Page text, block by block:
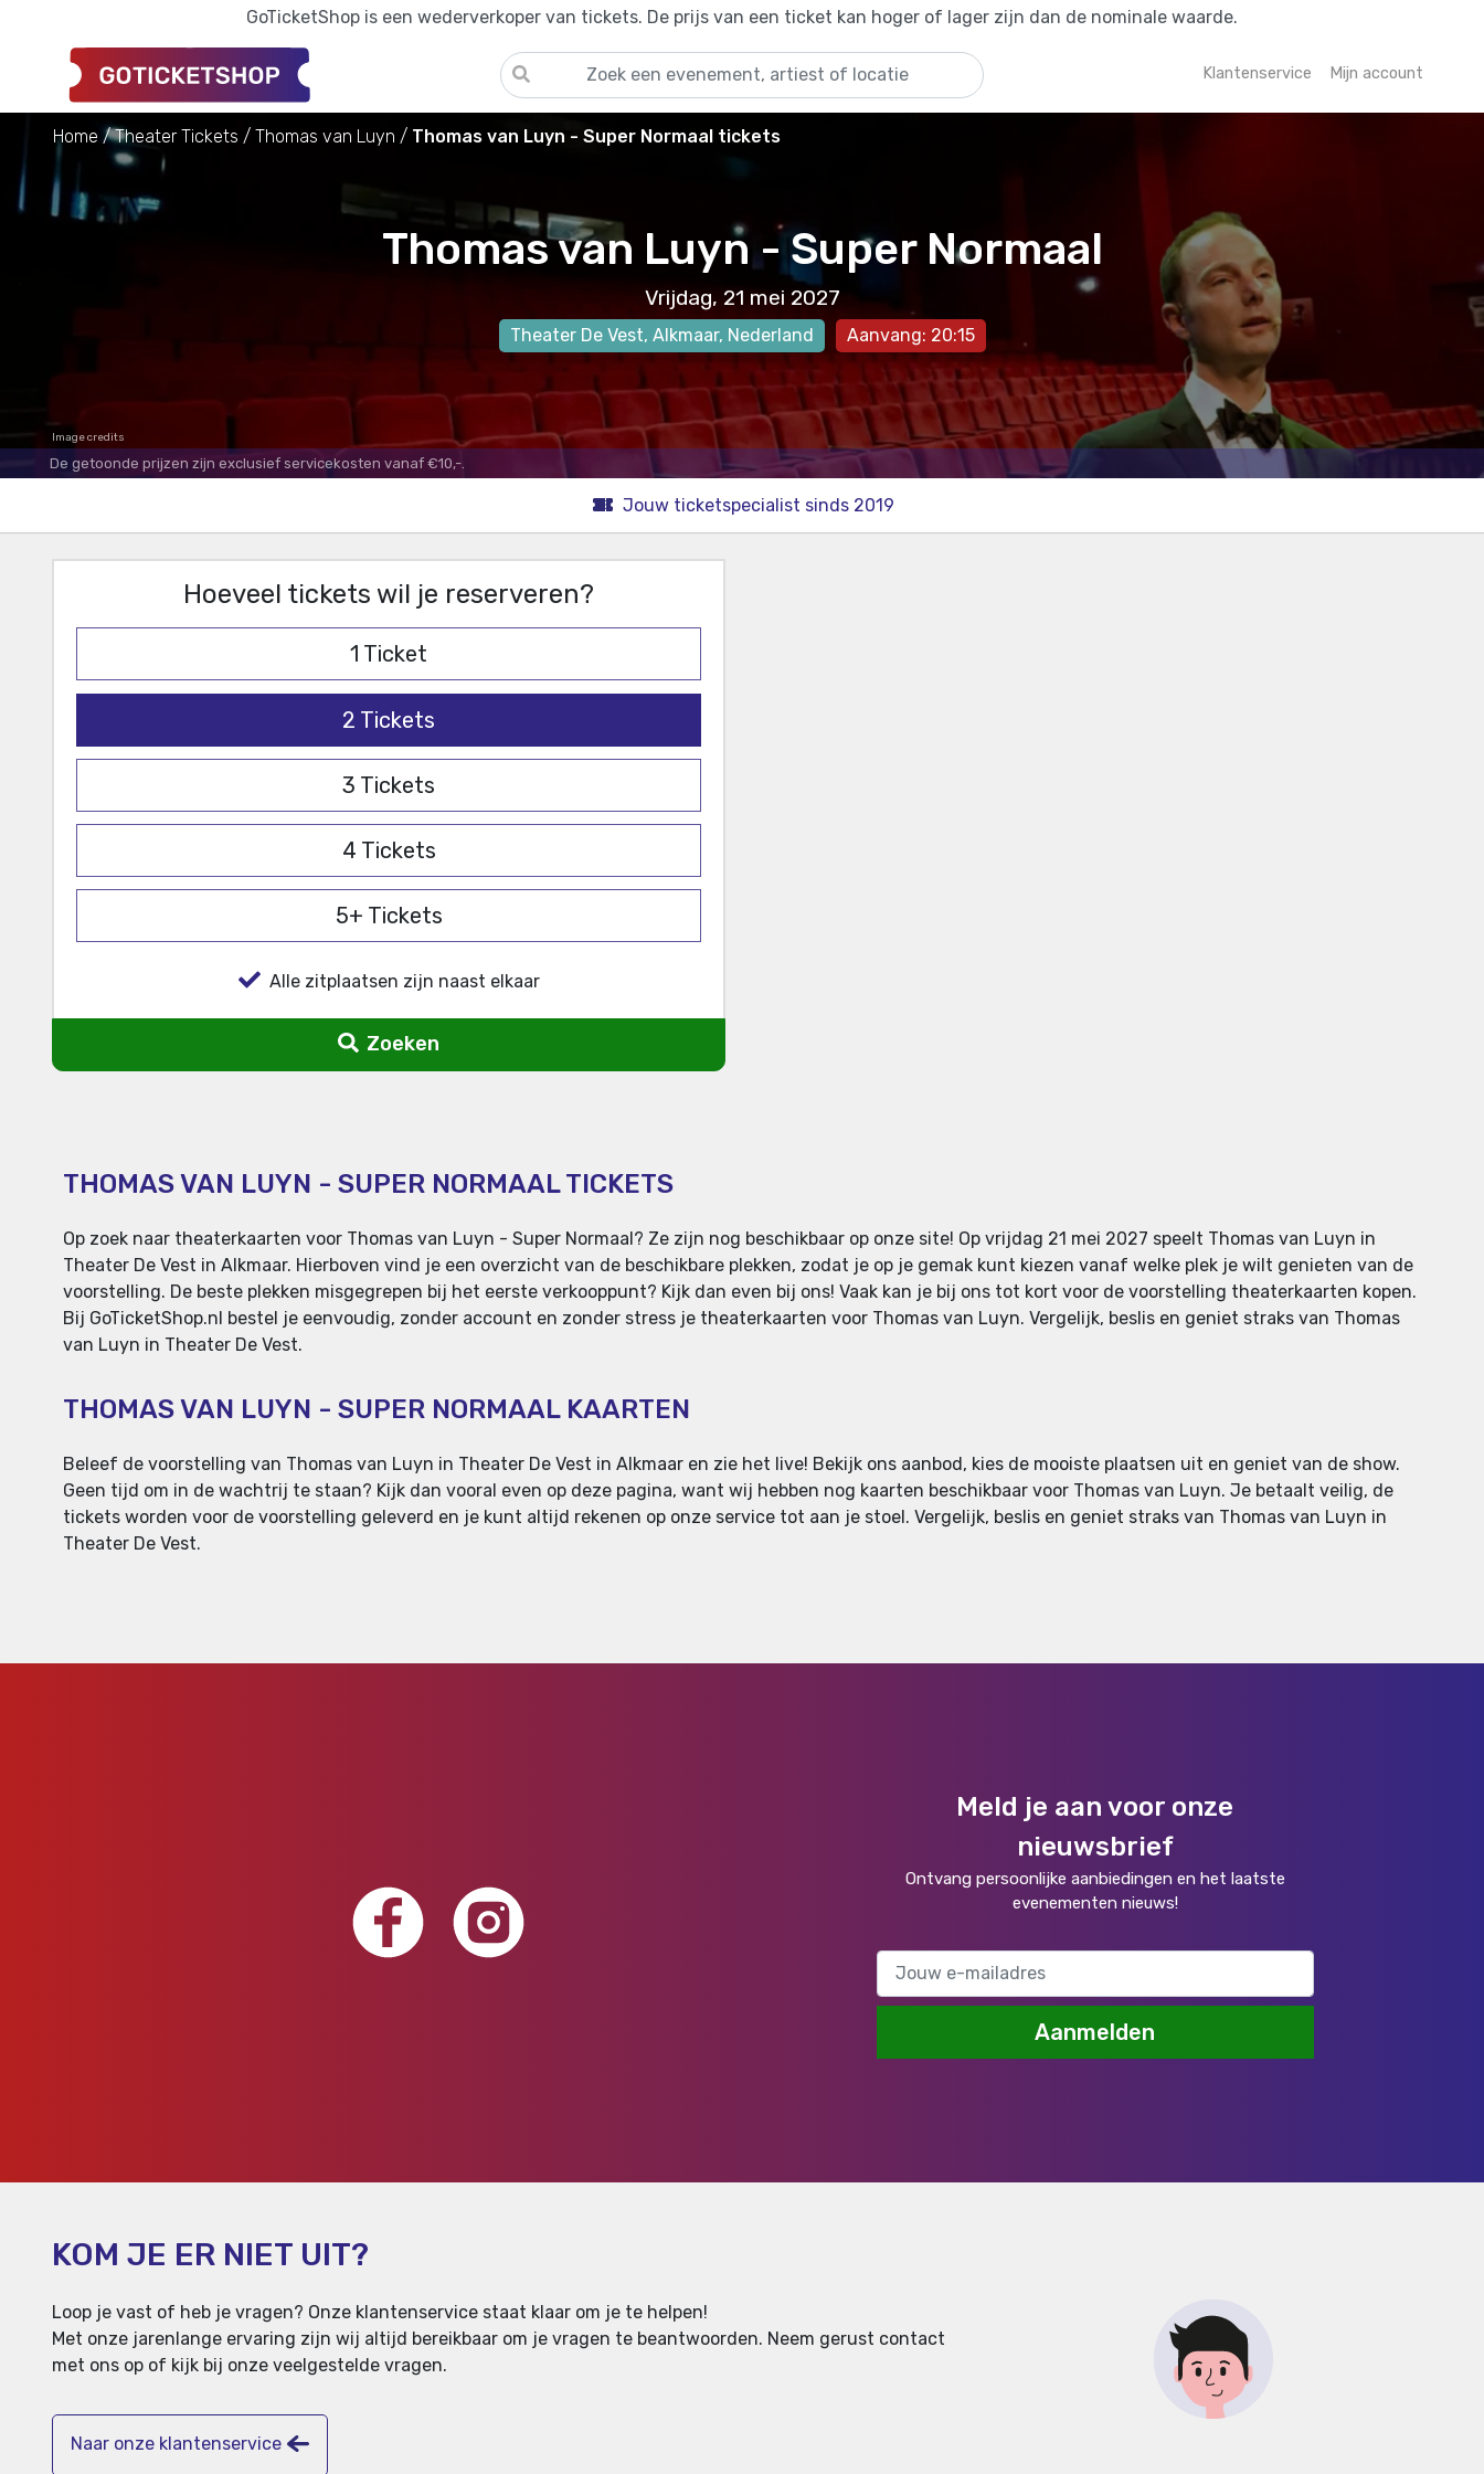
GoTicketShop is een wederverkoper van tickets. De prijs van een ticket kan hoger of lager zijn dan de nominale waarde.
Klantenservice Mijn account
Home Theater Tickets Thomas van Luyn Thomas van Luyn - Super Normaal tickets
Thomas van Luyn - Super Normaal
Vrijdag, 21 mei 2027
Theater De Vest, Alkmaar, Nederland Aanvang: 20:15
Image credits
De getoonde prijzen zijn exclusief servicekosten vanaf €10,-.
Jouw ticketspecialist sinds 2019
Hoeveel tickets wil je reserveren?
1 Ticket
2 Tickets
3 Tickets
4 Tickets
5+ Tickets
Alle zitplaatsen zijn naast elkaar
Zoeken
THOMAS VAN LUYN - SUPER NORMAAL TICKETS
Op zoek naar theaterkaarten voor Thomas van Luyn - Super Normaal? Ze zijn nog beschikbaar op onze site! Op vrijdag 21 mei 2027 speelt Thomas van Luyn in
Theater De Vest in Alkmaar. Hierboven vind je een overzicht van de beschikbare plekken, zodat je op je gemak kunt kiezen vanaf welke plek je wilt genieten van de
voorstelling. De beste plekken misgegrepen bij het eerste verkooppunt? Kijk dan even bij ons! Vaak kan je bij ons tot kort voor de voorstelling theaterkaarten kopen.
Bij GoTicketShop.nl bestel je eenvoudig, zonder account en zonder stress je theaterkaarten voor Thomas van Luyn. Vergelijk, beslis en geniet straks van Thomas
van Luyn in Theater De Vest.
THOMAS VAN LUYN - SUPER NORMAAL KAARTEN
Beleef de voorstelling van Thomas van Luyn in Theater De Vest in Alkmaar en zie het live! Bekijk ons aanbod, kies de mooiste plaatsen uit en geniet van de show.
Geen tijd om in de wachtrij te staan? Kijk dan vooral even op deze pagina, want wij hebben nog kaarten beschikbaar voor Thomas van Luyn. Je betaalt veilig, de
tickets worden voor de voorstelling geleverd en je kunt altijd rekenen op onze service tot aan je stoel. Vergelijk, beslis en geniet straks van Thomas van Luyn in
Theater De Vest.
Meld je aan voor onze
nieuwsbrief
Ontvang persoonlijke aanbiedingen en het laatste
evenementen nieuws!
Aanmelden
KOM JE ER NIET UIT?
Loop je vast of heb je vragen? Onze klantenservice staat klaar om je te helpen!
Met onze jarenlange ervaring zijn wij altijd bereikbaar om je vragen te beantwoorden. Neem gerust contact
met ons op of kijk bij onze veelgestelde vragen.
Naar onze klantenservice